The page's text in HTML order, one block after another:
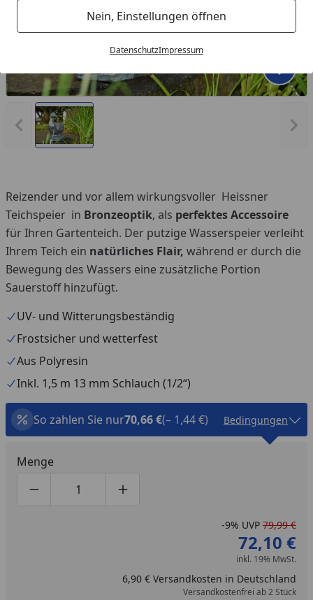
Nein, Einstellungen öffnen
DatenschutzImpressum
Vorheriges Bild anzeigen
Reizender und vor allem wirkungsvoller Heissner
Teichspeier in Bronzeoptik, als perfektes Accessoire
für Ihren Gartenteich. Der putzige Wasserspeier verleiht
Ihrem Teich ein natürliches Flair, während er durch die
Bewegung des Wassers eine zusätzliche Portion
Sauerstoff hinzufügt.
UV- und Witterungsbeständig
Frostsicher und wetterfest
Aus Polyresin
Inkl. 1,5 m 13 mm Schlauch (1/2“)
So zahlen Sie nur70,66 €(– 1,44 €) Bedingungen
Menge
Produktmenge um eins verringern
Produktmenge manuell eingeben
Produktmenge um eins erhöhen
-9% UVP 79,99 €
72,10 €
inkl. 19% MwSt.
6,90 € Versandkosten in Deutschland
Versandkostenfrei ab 2 Stück